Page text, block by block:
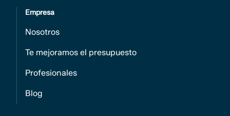
Empresa
Nosotros
Te mejoramos el presupuesto
Profesionales
Blog